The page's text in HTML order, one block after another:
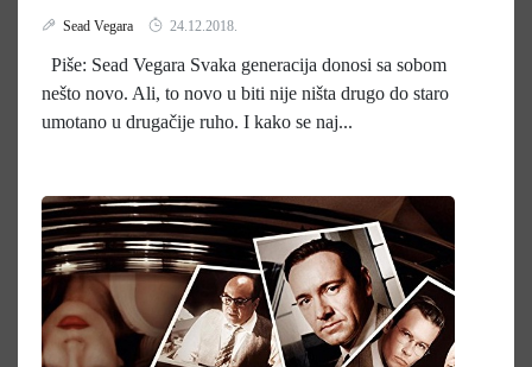
Sead Vegara 24.12.2018.
Piše: Sead Vegara Svaka generacija donosi sa sobom
nešto novo. Ali, to novo u biti nije ništa drugo do staro
umotano u drugačije ruho. I kako se naj...